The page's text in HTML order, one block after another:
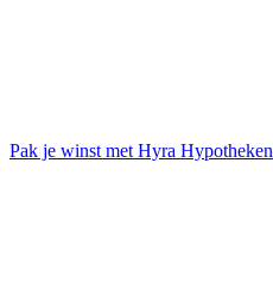
Pak je winst met Hyra Hypotheken